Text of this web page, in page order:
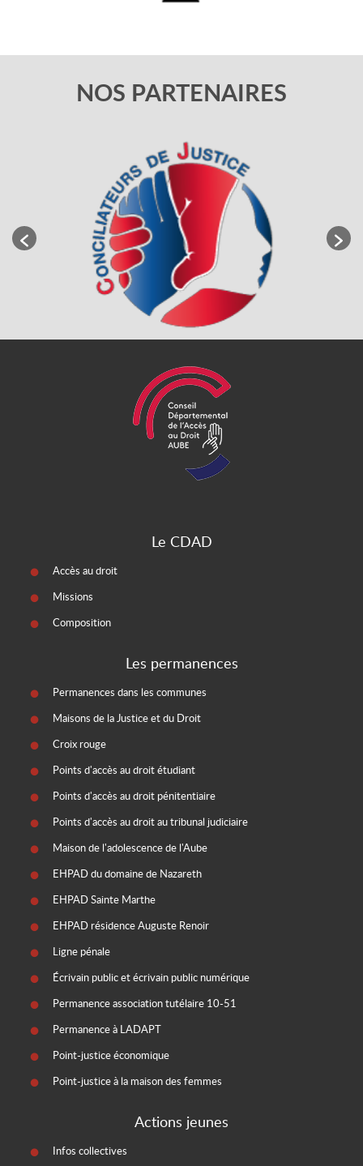
NOS PARTENAIRES
Le CDAD
Accès au droit
Missions
Composition
Les permanences
Permanences dans les communes
Maisons de la Justice et du Droit
Croix rouge
Points d'accès au droit étudiant
Points d'accès au droit pénitentiaire
Points d'accès au droit au tribunal judiciaire
Maison de l'adolescence de l'Aube
EHPAD du domaine de Nazareth
EHPAD Sainte Marthe
EHPAD résidence Auguste Renoir
Ligne pénale
Écrivain public et écrivain public numérique
Permanence association tutélaire 10-51
Permanence à LADAPT
Point-justice économique
Point-justice à la maison des femmes
Actions jeunes
Infos collectives